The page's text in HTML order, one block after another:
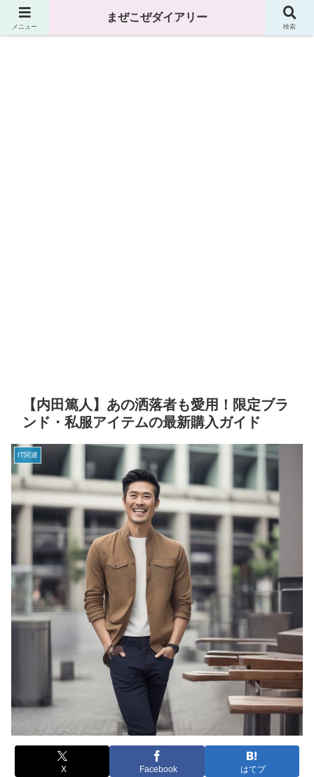
まぜこぜダイアリー
【内田篤人】あの洒落者も愛用！限定ブラ
ンド・私服アイテムの最新購入ガイド
IT関連
X Facebook はてブ
メニュー
まぜこぜダイアリー
検索